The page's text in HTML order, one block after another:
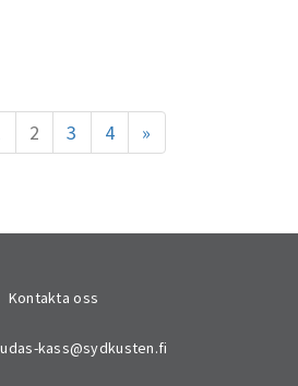
2 3 4 »
Kontakta oss
kass@sydkusten.fi